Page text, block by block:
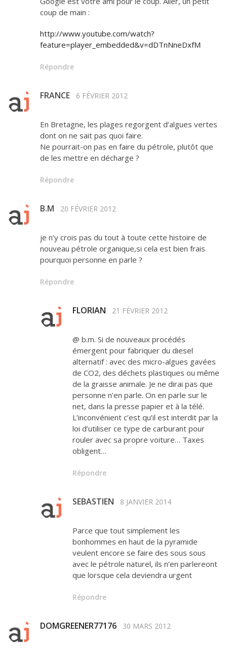
coup de main :
http://www.youtube.com/watch?
feature=player_embedded&v=dDTnNneDxfM
Répondre
FRANCE 6 FÉVRIER 2012
En Bretagne, les plages regorgent d’algues vertes
dont on ne sait pas quoi faire.
Ne pourrait-on pas en faire du pétrole, plutôt que
de les mettre en décharge ?
Répondre
B.M 20 FÉVRIER 2012
je n’y crois pas du tout à toute cette histoire de
nouveau pétrole organique,si cela est bien frais
pourquoi personne en parle ?
Répondre
FLORIAN 21 FÉVRIER 2012
@ b.m. Si de nouveaux procédés
émergent pour fabriquer du diesel
alternatif : avec des micro-algues gavées
de CO2, des déchets plastiques ou même
de la graisse animale. Je ne dirai pas que
personne n’en parle. On en parle sur le
net, dans la presse papier et à la télé.
L’inconvénient c’est qu’il est interdit par la
loi d’utiliser ce type de carburant pour
rouler avec sa propre voiture… Taxes
obligent…
Répondre
SEBASTIEN 8 JANVIER 2014
Parce que tout simplement les
bonhommes en haut de la pyramide
veulent encore se faire des sous sous
avec le pétrole naturel, ils n’en parlereont
que lorsque cela deviendra urgent
Répondre
DOMGREENER77176 30 MARS 2012